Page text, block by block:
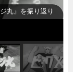
返りましょう